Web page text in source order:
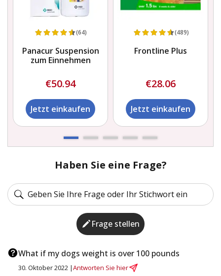
(64)
Panacur Suspension
zum Einnehmen
€50.94
Jetzt einkaufen
(489)
Frontline Plus
€28.06
Jetzt einkaufen
Haben Sie eine Frage?
Frage stellen
What if my dogs weight is over 100 pounds
30. Oktober 2022 |Antworten Sie hier